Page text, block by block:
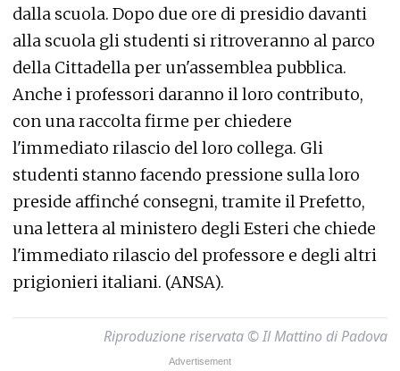
dalla scuola. Dopo due ore di presidio davanti
alla scuola gli studenti si ritroveranno al parco
della Cittadella per un'assemblea pubblica.
Anche i professori daranno il loro contributo,
con una raccolta firme per chiedere
l'immediato rilascio del loro collega. Gli
studenti stanno facendo pressione sulla loro
preside affinché consegni, tramite il Prefetto,
una lettera al ministero degli Esteri che chiede
l'immediato rilascio del professore e degli altri
prigionieri italiani. (ANSA).
Riproduzione riservata © Il Mattino di Padova